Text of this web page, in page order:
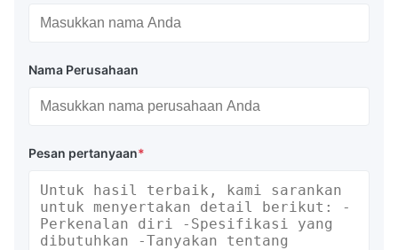
Nama Perusahaan
Pesan pertanyaan*